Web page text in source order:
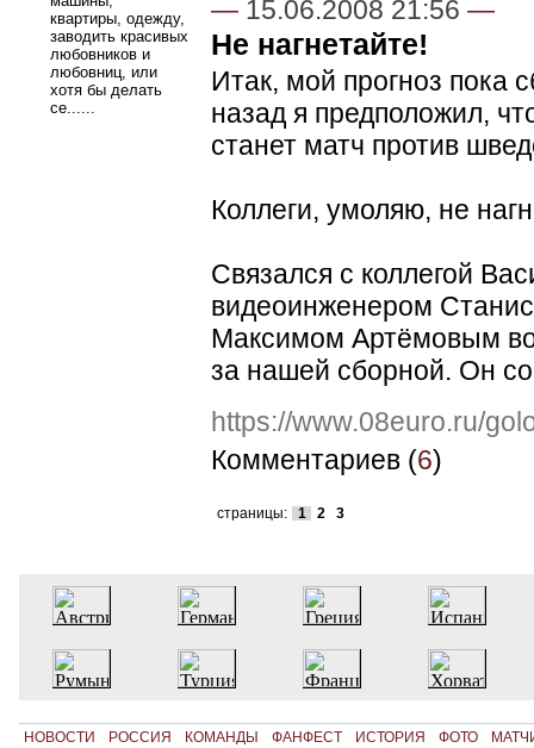
квартиры, одежду,
заводить красивых
любовников и
любовниц, или
хотя бы делать
се......
— 15.06.2008 21:56 —
Не нагнетайте!
Итак, мой прогноз пока
назад я предположил,
станет матч против
Коллеги, умоляю, не
Связался с коллегой
видеоинженером
Максимом Артёмовым
за нашей сборной. Он
https://www.08euro.ru/
Комментариев (6)
страницы: 1 2 3
НОВОСТИ РОССИЯ КОМАНДЫ ФАНФЕСТ ИСТОРИЯ ФОТО